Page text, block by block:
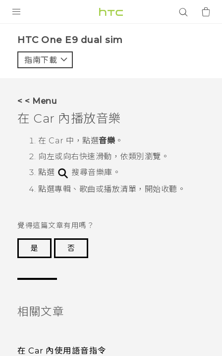
VIVE
應用程式
支援服務
HTC One E9 dual sim‎
指南下載
< < Menu
在 Car 內播放音樂
在 Car 中，點選音樂 。
向左或向右快速滑動，依類別瀏覽。
點選
搜尋音樂庫。
點選專輯、歌曲或播放清單，開始收聽。
覺得這篇文章有用嗎？
是
否
相關文章
在 Car 內使用語音指令